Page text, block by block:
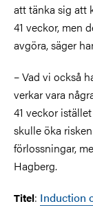
att tänka sig att
41 veckor, men
avgöra, säger
– Vad vi också
verkar vara
41 veckor
skulle öka
förlossningar,
Hagberg.
Titel: Induction